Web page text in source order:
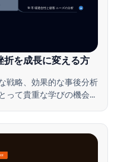
🎯 市場適合性と顧客ニーズの分析 14
折を成長に変える方
戦略、効果的な事後分析
って貴重な学びの機会に
要